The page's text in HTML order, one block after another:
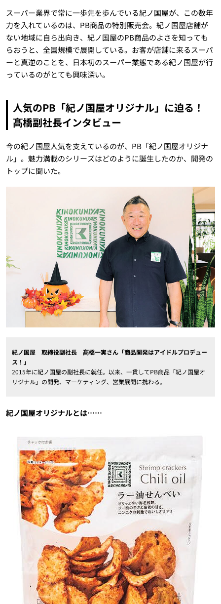
スーパー業界で常に一歩先を歩んでいる紀ノ国屋が、この数年
力を入れているのは、PB商品の特別販売会。紀ノ国屋店舗が
ない地域に自ら出向き、紀ノ国屋のPB商品のよさを知っても
らおうと、全国規模で展開している。お客が店舗に来るスーパ
ーと真逆のことを、日本初のスーパー業態である紀ノ国屋が行
っているのがとても興味深い。
人気のPB「紀ノ国屋オリジナル」に迫る！
髙橋副社長インタビュー
今の紀ノ国屋人気を支えているのが、PB「紀ノ国屋オリジナ
ル」。魅力満載のシリーズはどのように誕生したのか、開発の
トップに聞いた。
紀ノ国屋 取締役副社長 髙橋一実さん「商品開発はアイドルプロデュー
ス！」
2015年に紀ノ国屋の副社長に就任。以来、一貫してPB商品「紀ノ国屋オ
リジナル」の開発、マーケティング、営業展開に携わる。
紀ノ国屋オリジナルとは……